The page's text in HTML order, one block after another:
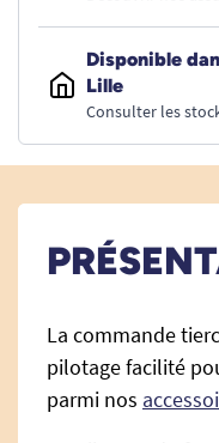
Disponible
Lille
Consulter les
La commande
pilotage facilité
parmi nos